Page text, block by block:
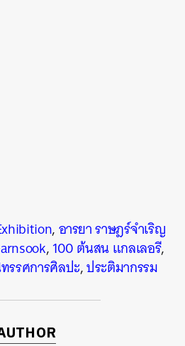
,อารยา ราษฎร์จำเริญ
,100 ต้นสน แกลเลอรี,
รรศการศิลปะ,ประติมากรรม